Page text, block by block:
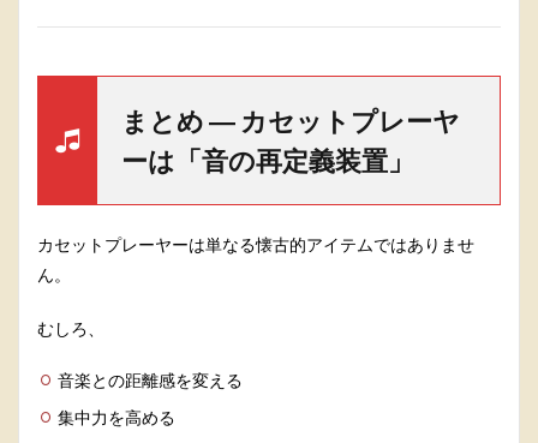
まとめ ― カセットプレーヤ
ーは「音の再定義装置」
カセットプレーヤーは単なる懐古的アイテムではありませ
ん。
むしろ、
音楽との距離感を変える
集中力を高める